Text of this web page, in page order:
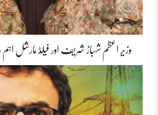
وزیر اعظم شہباز شریف اور فیلڈ مارشل